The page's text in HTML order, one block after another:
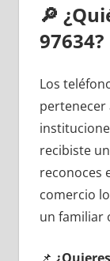
🔎
97634?
Los
pertenecer
recibiste
reconoces
comercio
un familiar